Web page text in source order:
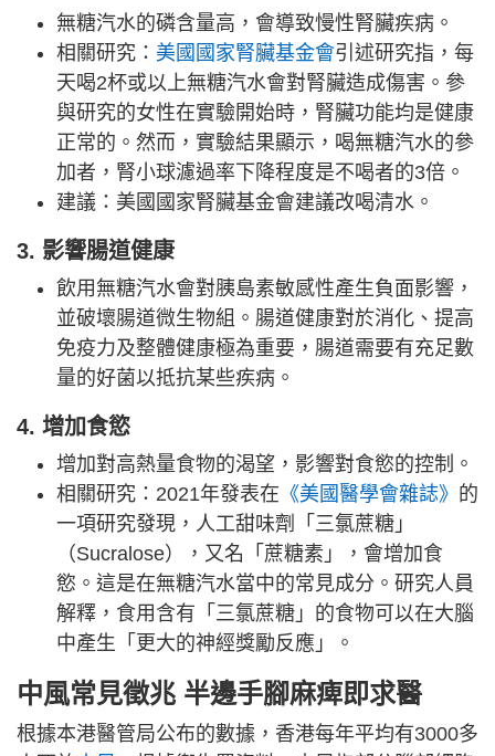
無糖汽水的磷含量高，會導致慢性腎臟疾病。
相關研究： 美國國家腎臟基金會引述研究指，每
天喝2杯或以上無糖汽水會對腎臟造成傷害。參
與研究的女性在實驗開始時，腎臟功能均是健康
正常的。然而，實驗結果顯示，喝無糖汽水的參
加者，腎小球濾過率下降程度是不喝者的3倍。
建議：美國國家腎臟基金會建議改喝清水。
3. 影響腸道健康
飲用無糖汽水會對胰島素敏感性產生負面影響，
並破壞腸道微生物組。腸道健康對於消化、提高
免疫力及整體健康極為重要，腸道需要有充足數
量的好菌以抵抗某些疾病。
4. 增加食慾
增加對高熱量食物的渴望，影響對食慾的控制。
相關研究：2021年發表在 《美國醫學會雜誌》 的
一項研究發現，人工甜味劑「三氯蔗糖」
（Sucralose），又名「蔗糖素」，會增加食
慾。這是在無糖汽水當中的常見成分。研究人員
解釋，食用含有「三氯蔗糖」的食物可以在大腦
中產生「更大的神經獎勵反應」。
中風常見徵兆 半邊手腳麻痺即求醫
根據本港醫管局公布的數據，香港每年平均有3000多